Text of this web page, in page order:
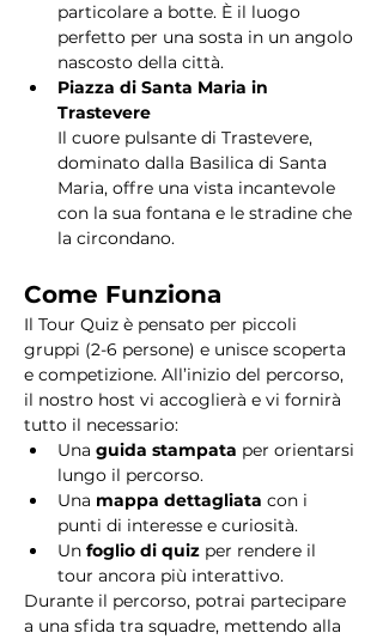
particolare a botte. È il luogo
perfetto per una sosta in un angolo
nascosto della città.
Piazza di Santa Maria in
Trastevere
Il cuore pulsante di Trastevere,
dominato dalla Basilica di Santa
Maria, offre una vista incantevole
con la sua fontana e le stradine che
la circondano.
Come Funziona
Il Tour Quiz è pensato per piccoli
gruppi (2-6 persone) e unisce scoperta
e competizione. All’inizio del percorso,
il nostro host vi accoglierà e vi fornirà
tutto il necessario:
Una guida stampata per orientarsi
lungo il percorso.
Una mappa dettagliata con i
punti di interesse e curiosità.
Un foglio di quiz per rendere il
tour ancora più interattivo.
Durante il percorso, potrai partecipare
a una sfida tra squadre, mettendo alla